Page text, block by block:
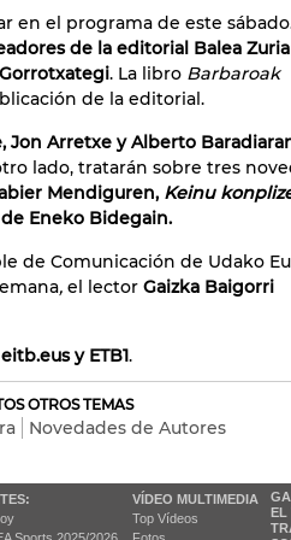
en el programa de este
de la editorial Balea Zuria
. La libro Barbaroak
de la editorial.
Jon Arretxe y Alberto
lado, tratarán sobre tres
Mendiguren, Keinu
Eneko Bidegain.
de Comunicación de Udako
, el lector Gaizka Baigorri
eitb.eus y ETB1.
OTROS TEMAS
Novedades de Autores
VÍDEO MULTIMEDIA
Top Vídeos
EL